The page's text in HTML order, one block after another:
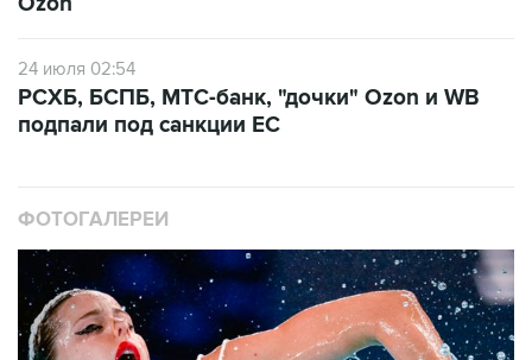
24 июля 02:54
РСХБ, БСПБ, МТС-банк, "дочки" Ozon и WB
подпали под санкции ЕС
ФОТОГАЛЕРЕИ